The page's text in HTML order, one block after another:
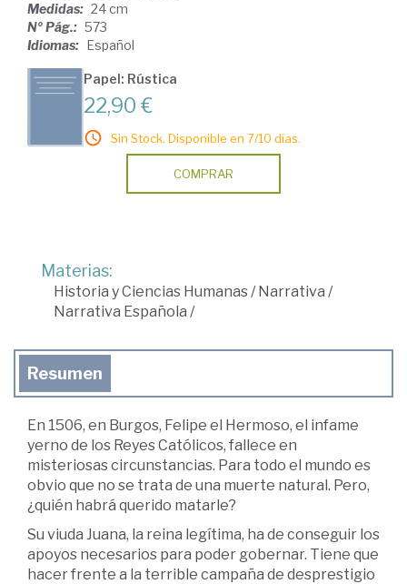
Medidas: 24 cm
Nº Pág.: 573
Idiomas: Español
Papel: Rústica
22,90 €
Sin Stock. Disponible en 7/10 días.
COMPRAR
Materias:
Historia y Ciencias Humanas/Narrativa /
Narrativa Española /
Resumen
En 1506, en Burgos, Felipe el Hermoso, el infame
yerno de los Reyes Católicos, fallece en
misteriosas circunstancias. Para todo el mundo es
obvio que no se trata de una muerte natural. Pero,
¿quién habrá querido matarle?
Su viuda Juana, la reina legítima, ha de conseguir los
apoyos necesarios para poder gobernar. Tiene que
hacer frente a la terrible campaña de desprestigio